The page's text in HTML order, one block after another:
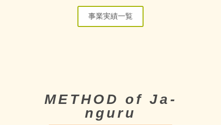
事業実績一覧
METHOD of Ja-
nguru